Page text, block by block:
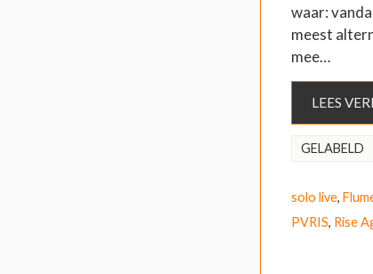
waar:
meest
mee…
LEES
GELABELD
solo live,
PVRIS, Rise